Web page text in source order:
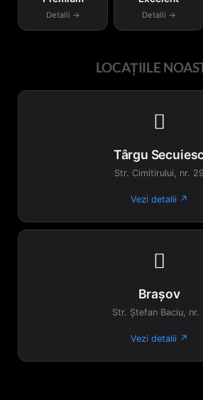
Detalii → Detalii →
LOCAȚIILE

Târgu
Str. Cimitirului, nr. 29
Vezi detalii ↗

Brașov
Str. Ștefan Baciu, nr.
Vezi detalii ↗